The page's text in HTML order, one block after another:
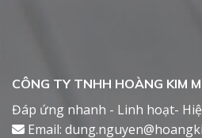
CÔNG TY TNHH HOÀNG KIM
Đáp ứng nhanh - Linh hoạt-
Email: